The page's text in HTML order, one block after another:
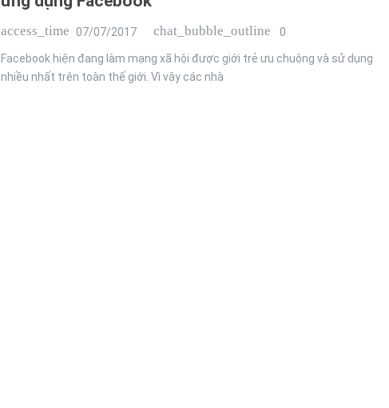
access_time 07/07/2017 chat_bubble_outline 0
Facebook hiện đang làm mạng xã hội được giới trẻ ưu chuộng và sử dụng
nhiều nhất trên toàn thế giới. Vì vậy các nhà